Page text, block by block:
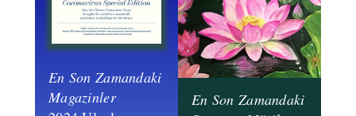
En Son Zamandaki
Magazinler
En Son Zamandaki